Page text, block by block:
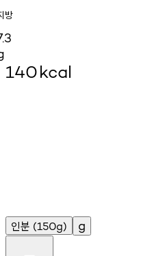
방
140kcal
인분 (150g) g